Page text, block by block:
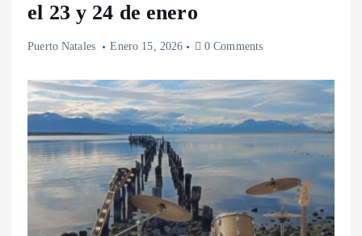
el 23 y 24 de enero
Puerto Natales Enero 15, 2026 0 Comments